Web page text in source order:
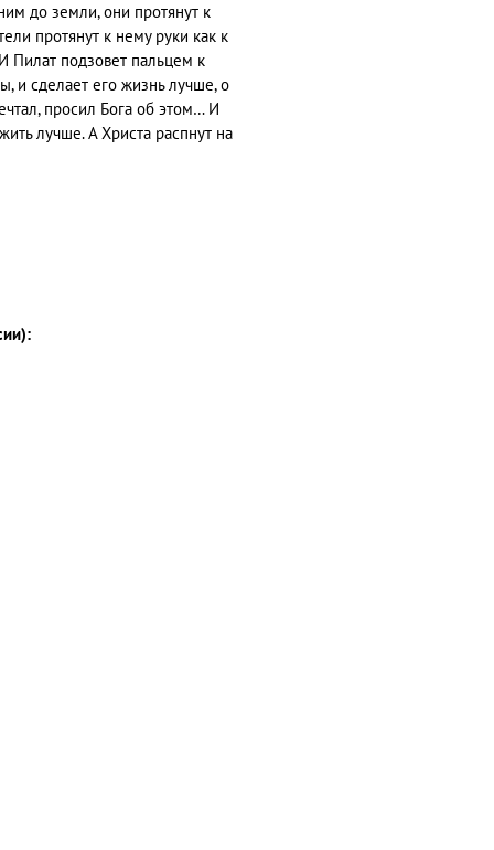
до земли, они протянут к
протянут к нему руки как к
Пилат подзовет пальцем к
и сделает его жизнь лучше, о
просил Бога об этом… И
лучше. А Христа распнут на